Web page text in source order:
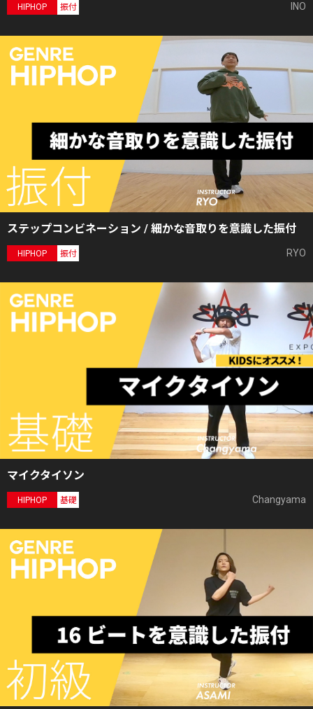
HIPHOP 振付 INO
ステップコンビネーション / 細かな音取りを意識した振付
HIPHOP 振付 RYO
マイクタイソン
HIPHOP 基礎 Changyama